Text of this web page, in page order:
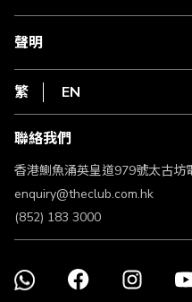
常見問題
csl.
1010
HKT
聲明
私隱聲明
使用條款
條款及細則
不歧視及不騷擾聲明
認可牌照及通告
繁 EN
聯絡我們
香港鰂魚涌英皇道979號太古坊
enquiry@theclub.com.hk
(852) 183 3000